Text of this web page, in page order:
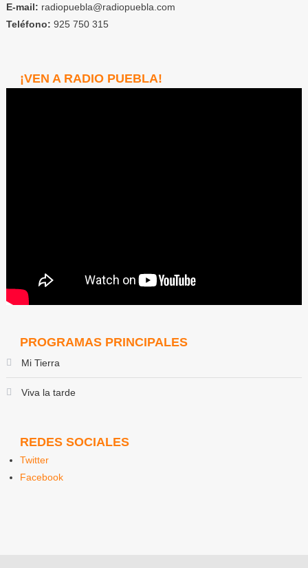
E-mail: radiopuebla@radiopuebla.com
Teléfono: 925 750 315
¡VEN A RADIO PUEBLA!
PROGRAMAS PRINCIPALES
Mi Tierra
Viva la tarde
REDES SOCIALES
Twitter
Facebook